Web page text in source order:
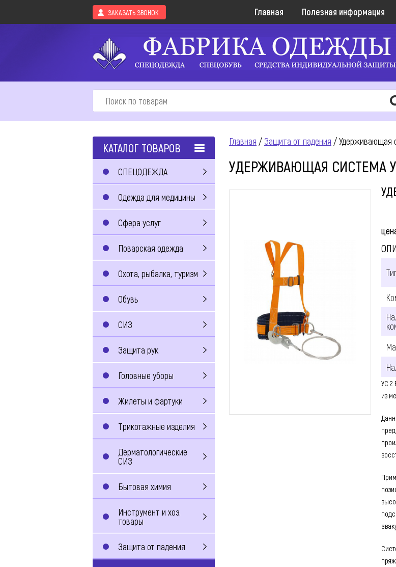
ЗАКАЗАТЬ ЗВОНОК Главная Полезная информация
КАТАЛОГ ТОВАРОВ
СПЕЦОДЕЖДА
Одежда для медицины
Сфера услуг
Поварская одежда
Охота, рыбалка, туризм
Обувь
СИЗ
Защита рук
Головные уборы
Жилеты и фартуки
Трикотажные изделия
Дерматологические
СИЗ
Бытовая химия
Инструмент и хоз.
товары
Защита от падения
Главная / Защита от падения / Удерживающая
УДЕРЖИВАЮЩАЯ СИСТЕМА
УС 2
из